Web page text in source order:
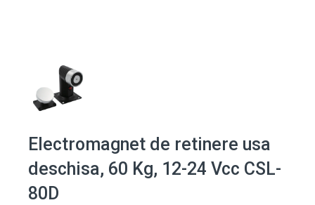
Electromagnet de retinere usa
deschisa, 60 Kg, 12-24 Vcc CSL-
80D